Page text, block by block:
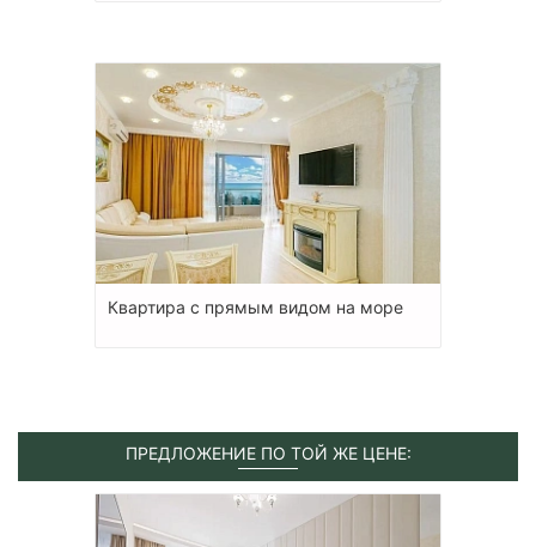
Квартира с прямым видом на море
ПРЕДЛОЖЕНИЕ ПО ТОЙ ЖЕ ЦЕНЕ: